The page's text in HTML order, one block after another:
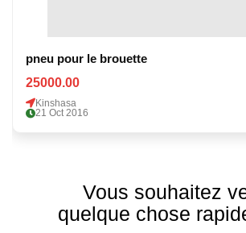
pneu pour le brouette
25000.00
Kinshasa
21 Oct 2016
Vous souhaitez
quelque chose